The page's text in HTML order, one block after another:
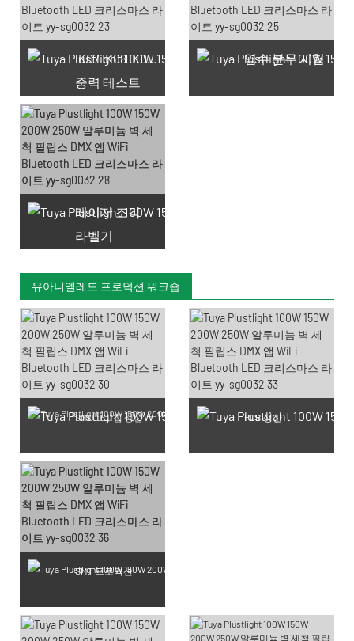
IK07 IK08 IK09 IK10
중력 테스트
염수 분무 시험
레이저 조각
라벨기
유아니엘레드 프로덕션 워크숍
SMD LED 칩 생산 PCB 생산
SMT 프로덕션